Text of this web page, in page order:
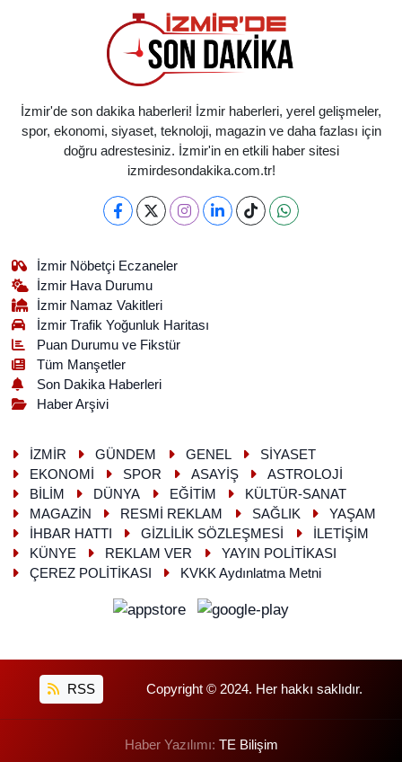
İzmir'de son dakika haberleri! İzmir haberleri, yerel gelişmeler,
spor, ekonomi, siyaset, teknoloji, magazin ve daha fazlası için
doğru adrestesiniz. İzmir'in en etkili haber sitesi
izmirdesondakika.com.tr!
İzmir Nöbetçi Eczaneler
İzmir Hava Durumu
İzmir Namaz Vakitleri
İzmir Trafik Yoğunluk Haritası
Puan Durumu ve Fikstür
Tüm Manşetler
Son Dakika Haberleri
Haber Arşivi
İZMİR GÜNDEM GENEL
SİYASET
EKONOMİ
SPOR ASAYİŞ
ASTROLOJİ
BİLİM
DÜNYA EĞİTİM
KÜLTÜR-SANAT
MAGAZİN
RESMİ REKLAM SAĞLIK
YAŞAM
İHBAR HATTI
GİZLİLİK SÖZLEŞMESİ
İLETİŞİM
KÜNYE
REKLAM VER
YAYIN POLİTİKASI
ÇEREZ POLİTİKASI
KVKK Aydınlatma Metni
RSS Copyright © 2024. Her hakkı saklıdır.
Haber Yazılımı: TE Bilişim